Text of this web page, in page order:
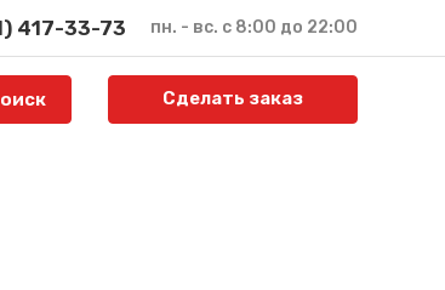
417-33-73 пн. - вс. с 8:00 до 22:00
Сделать заказ